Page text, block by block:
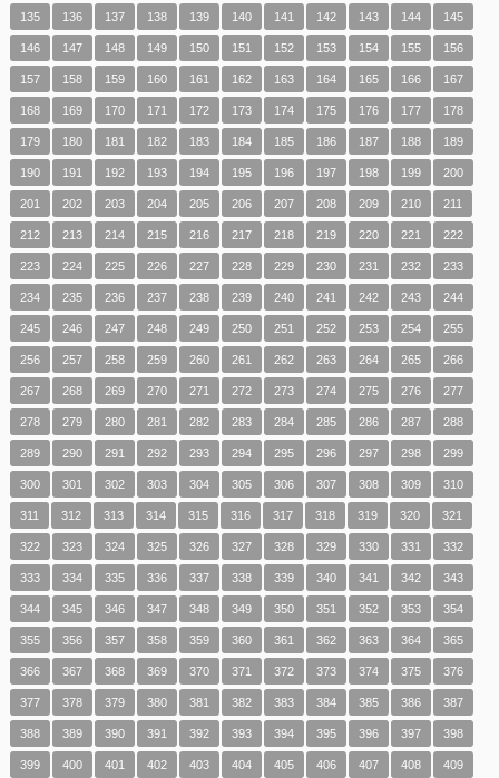
135 136 137 138 139 140 141 142 143 144 145
146 147 148 149 150 151 152 153 154 155 156
157 158 159 160 161 162 163 164 165 166 167
168 169 170 171 172 173 174 175 176 177 178
179 180 181 182 183 184 185 186 187 188 189
190 191 192 193 194 195 196 197 198 199 200
201 202 203 204 205 206 207 208 209 210 211
212 213 214 215 216 217 218 219 220 221 222
223 224 225 226 227 228 229 230 231 232 233
234 235 236 237 238 239 240 241 242 243 244
245 246 247 248 249 250 251 252 253 254 255
256 257 258 259 260 261 262 263 264 265 266
267 268 269 270 271 272 273 274 275 276 277
278 279 280 281 282 283 284 285 286 287 288
289 290 291 292 293 294 295 296 297 298 299
300 301 302 303 304 305 306 307 308 309 310
311 312 313 314 315 316 317 318 319 320 321
322 323 324 325 326 327 328 329 330 331 332
333 334 335 336 337 338 339 340 341 342 343
344 345 346 347 348 349 350 351 352 353 354
355 356 357 358 359 360 361 362 363 364 365
366 367 368 369 370 371 372 373 374 375 376
377 378 379 380 381 382 383 384 385 386 387
388 389 390 391 392 393 394 395 396 397 398
399 400 401 402 403 404 405 406 407 408 409